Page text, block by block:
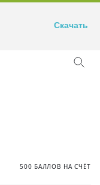
500 БАЛЛОВ НА СЧЁТ
Скачать